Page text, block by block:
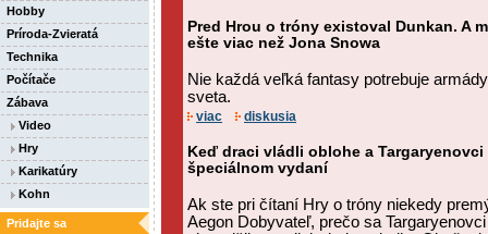
Hobby
Príroda-Zvieratá
Technika
Počítače
Zábava
Video
Hry
Karikatúry
Kohn
Pridajte sa
Pred Hrou o tróny existoval Dunkan. A
ešte viac než Jona Snowa
Nie každá veľká fantasy potrebuje
sveta.
viac diskusia
Keď draci vládli oblohe a
špeciálnom vydaní
Ak ste pri čítaní Hry o tróny niekedy
Aegon Dobyvateľ, prečo sa